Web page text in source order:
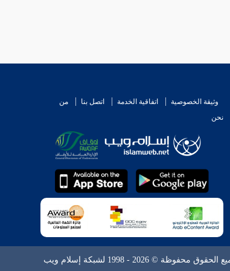
وثيقة الخصوصية اتفاقية الخدمة اتصل بنا
من
نحن
الحقوق محفوظة © 2026 - 1998 لشبكة إسلام ويب